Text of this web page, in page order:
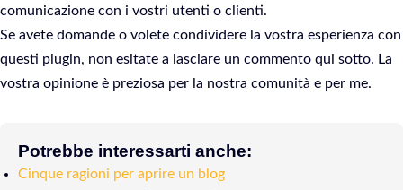
comunicazione con i vostri utenti o clienti.
Se avete domande o volete condividere la vostra esperienza con
questi plugin, non esitate a lasciare un commento qui sotto. La
vostra opinione è preziosa per la nostra comunità e per me.
Potrebbe interessarti anche:
Cinque ragioni per aprire un blog